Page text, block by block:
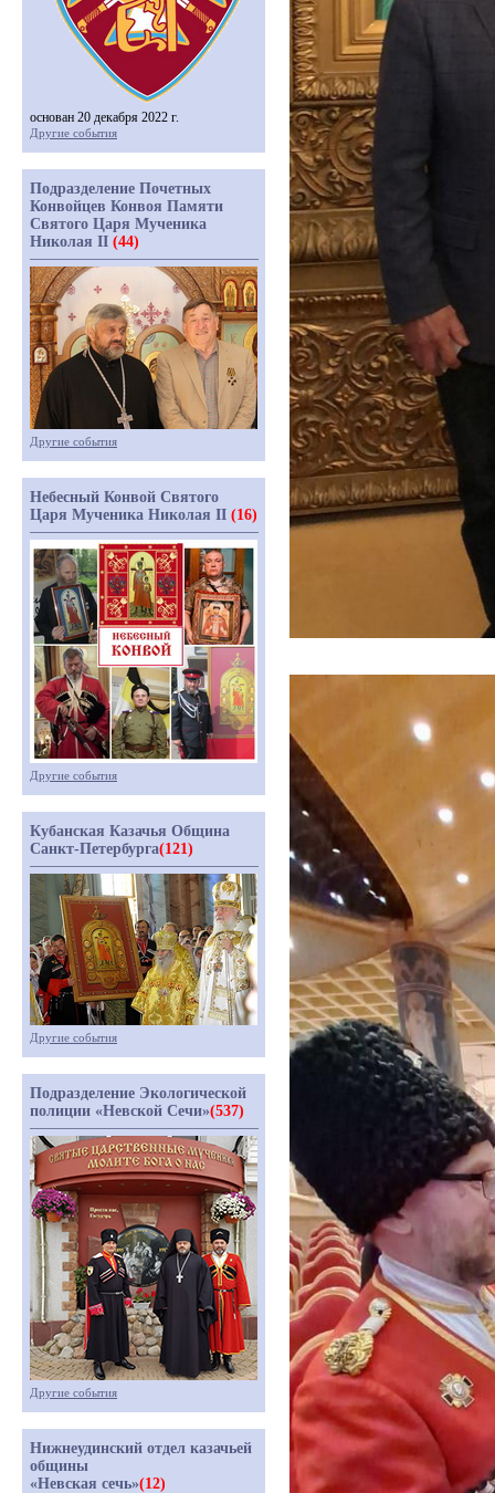
основан 20 декабря 2022 г.
Другие события
Подразделение Почетных
Конвойцев Конвоя Памяти
Святого Царя Мученика
Николая II (44)
Другие события
Небесный Конвой Святого
Царя Мученика Николая II (16)
Другие события
Кубанская Казачья Община
Санкт-Петербурга(121)
Другие события
Подразделение Экологической
полиции «Невской Сечи»(537)
Другие события
Нижнеудинский отдел казачьей
общины
«Невская сечь»(12)